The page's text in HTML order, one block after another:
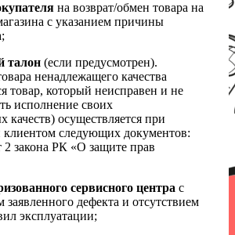
на возврат/обмен товара на
с указанием причины
талон (если предусмотрен).
ненадлежащего качества
товар, который неисправен и не
исполнение своих
качеств) осуществляется при
клиентом следующих документов:
2 закона РК «О защите прав
сервисного центра с
дефекта и отсутствием
эксплуатации;